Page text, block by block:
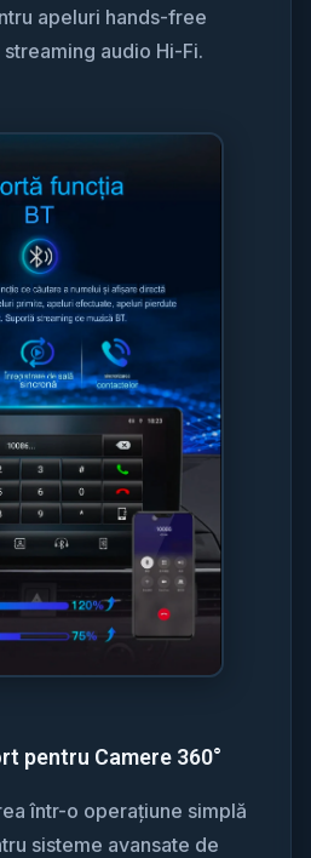
apeluri hands-free
audio Hi-Fi.
pentru Camere 360°
într-o operațiune simplă
sisteme avansate de